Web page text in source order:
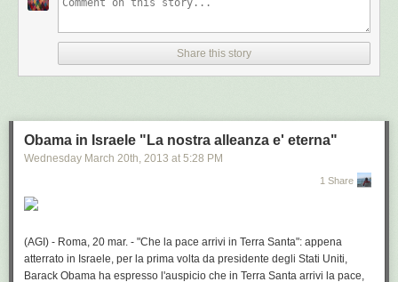
sinistri bagliori nel Palazzo romano, dimostrando ancora una voltala
fra lo sventolare delle bandiere della libertà
politicaverso i nuovi eletti al loro primo giorno di scuola, ignoranti del
gioco interno, indisciplinati o smemorati, più che dissidenti :
di una situazione difficilmente “domabile”
in futuro
soldatini di piombo, può scottare.
Di strappo in strappo, presto il leader del M5S potrebbe vedere i suoi
parlamentari sfilarsi e cercare nuove sponde nel gruppo misto : di qui
l’esigenza della ricerca di un primo compromesso, raggiunto non senza
Share this story
Obama in Israele "La nostra alleanza e' eterna"
Wednesday March 20th, 2013 at 5:28 PM
1 Share
(AGI) - Roma, 20 mar. - "Che la pace arrivi in Terra Santa": appena
atterrato in Israele, per la prima volta da presidente degli Stati Uniti,
Barack Obama ha espresso l'auspicio che in Terra Santa arrivi la pace,